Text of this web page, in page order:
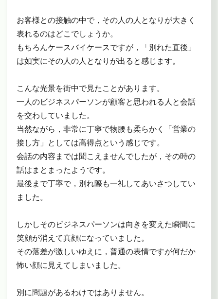
お客様との接触の中で，その人の人となりが大きく
表れるのはどこでしょうか。
もちろんケースバイケースですが，「別れた直後」
は如実にその人の人となりが出ると感じます。
こんな光景を街中で見たことがあります。
一人のビジネスパーソンが顧客と思われる人と会話
を交わしていました。
当然ながら，非常に丁寧で物腰も柔らかく「営業の
接し方」としては高得点という感じです。
会話の内容までは聞こえませんでしたが，その時の
話はまとまったようです。
最後まで丁寧で，別れ際も一礼してあいさつしてい
ました。
しかしそのビジネスパーソンは向きを変えた瞬間に
笑顔が消えて真顔になっていました。
その落差が激しいゆえに，普通の表情ですが何だか
怖い顔に見えてしまいました。
別に問題があるわけではありません。